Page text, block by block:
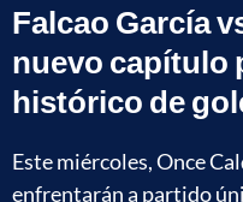
Falcao García
nuevo capítulo
histórico de
Este miércoles, Once
enfrentarán a partido